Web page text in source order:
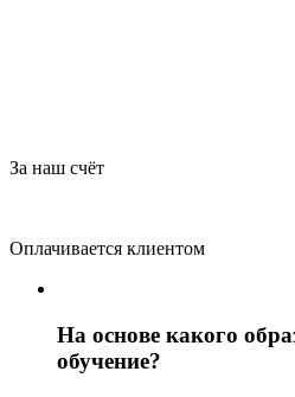
За наш счёт
Оплачивается клиентом
На основе какого
обучение?